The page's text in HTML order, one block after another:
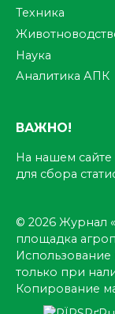
Техника
Наука
Аналитика АПК
ВАЖНО!
На нашем сайте
для сбора
© 2026 Журнал
площадка
только при
Копирование